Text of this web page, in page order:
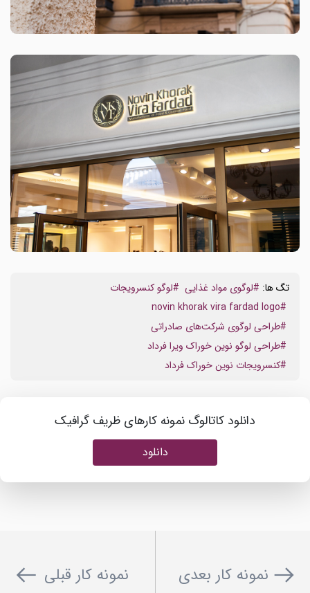
تگ ها: #لوگوی مواد غذایی #لوگو کنسرویجات
#novin khorak vira fardad logo
#طراحی لوگوی شرکت‌های صادراتی
#طراحی لوگو نوین خوراک ویرا فرداد
#کنسرویجات نوین خوراک فرداد
دانلود کاتالوگ نمونه کارهای ظریف گرافیک
دانلود
نمونه کار بعدی نمونه کار قبلی